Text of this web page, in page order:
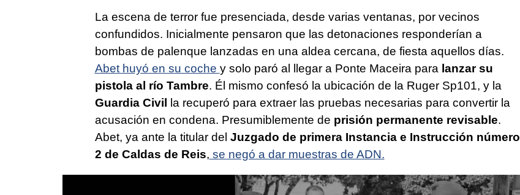
La escena de terror fue presenciada, desde varias ventanas, por vecinos
confundidos. Inicialmente pensaron que las detonaciones responderían a
bombas de palenque lanzadas en una aldea cercana, de fiesta aquellos días.
Abet huyó en su coche y solo paró al llegar a Ponte Maceira para lanzar su
pistola al río Tambre. Él mismo confesó la ubicación de la Ruger Sp101, y la
Guardia Civil
la recuperó para extraer las pruebas necesarias para convertir la
acusación en condena. Presumiblemente de prisión permanente revisable.
Abet, ya ante la titular del Juzgado de primera Instancia e Instrucción número
2 de Caldas de Reis, se negó a dar muestras de ADN.